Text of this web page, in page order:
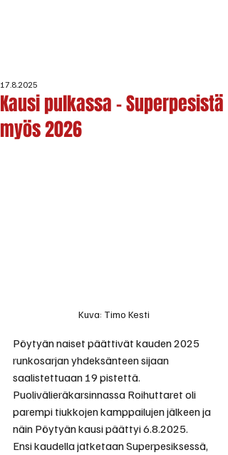
Kausi pulkassa - Superpesistä
myös 2026
17.8.2025
Kuva: Timo Kesti
Pöytyän naiset päättivät kauden 2025
runkosarjan yhdeksänteen sijaan
saalistettuaan 19 pistettä.
Puolivälieräkarsinnassa Roihuttaret oli
parempi tiukkojen kamppailujen jälkeen ja
näin Pöytyän kausi päättyi 6.8.2025.
Ensi kaudella jatketaan Superpesiksessä,